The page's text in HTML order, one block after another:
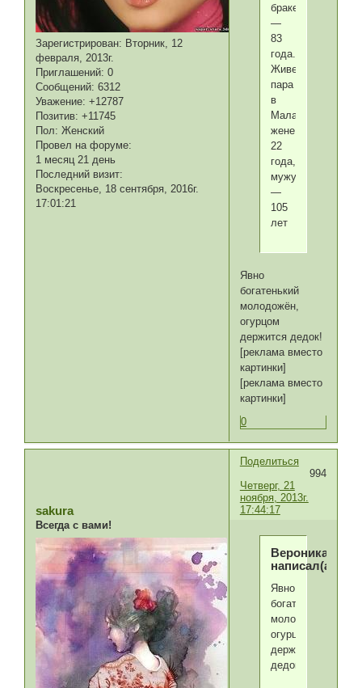
Зарегистрирован: Вторник, 12
февраля, 2013г.
Приглашений: 0
Сообщений: 6312
Уважение: +12787
Позитив: +11745
Пол: Женский
Провел на форуме:
1 месяц 21 день
Последний визит:
Воскресенье, 18 сентября, 2016г.
17:01:21
браке
—
83
года.
Живет
пара
в
Малайзии,
жене
22
года,
мужу
—
105
лет
Явно
богатенький
молодожён,
огурцом
держится дедок!
[реклама вместо
картинки]
[реклама вместо
картинки]
0
Поделиться
994
Четверг, 21
ноября, 2013г.
17:44:17
sakura
Всегда с вами!
Вероника
написал(а):
Явно
богатенький
молодожён,
огурцом
держится
дедок!